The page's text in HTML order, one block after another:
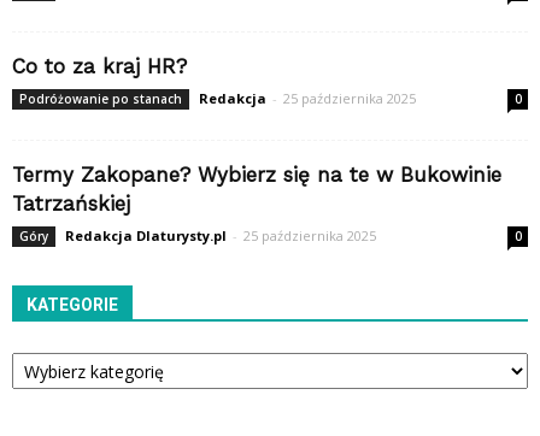
Co to za kraj HR?
Podróżowanie po stanach Redakcja - 25 października 2025 0
Termy Zakopane? Wybierz się na te w Bukowinie
Tatrzańskiej
Góry Redakcja Dlaturysty.pl - 25 października 2025 0
KATEGORIE
Kategorie